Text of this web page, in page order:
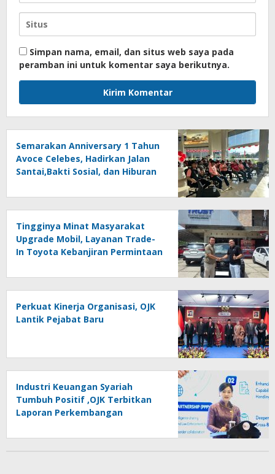
Simpan nama, email, dan situs web saya pada
peramban ini untuk komentar saya berikutnya.
Semarakan Anniversary 1 Tahun
Avoce Celebes, Hadirkan Jalan
Santai,Bakti Sosial, dan Hiburan
Tingginya Minat Masyarakat
Upgrade Mobil, Layanan Trade-
In Toyota Kebanjiran Permintaan
Perkuat Kinerja Organisasi, OJK
Lantik Pejabat Baru
Industri Keuangan Syariah
Tumbuh Positif ,OJK Terbitkan
Laporan Perkembangan